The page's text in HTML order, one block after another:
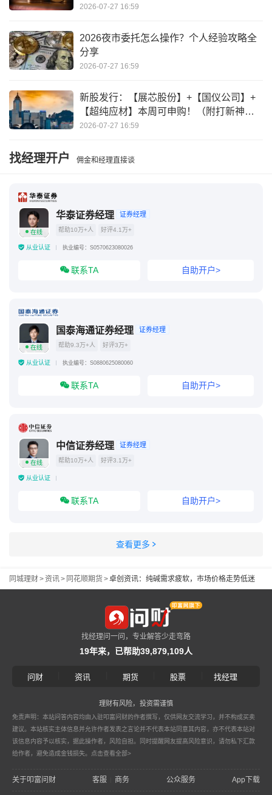
2026-07-27 16:59
2026夜市委托怎么操作？个人经验攻略全
分享
2026-07-27 16:59
新股发行：【展芯股份】+【国仪公司】+
【超纯应材】本周可申购！（附打新神
器）
2026-07-27 16:59
找经理开户 佣金和经理直接谈
在线
华泰证券经理 证券经理
帮助10万+人 好评4.1万+
从业认证 执业编号：S0570623080026
联系TA 自助开户>
在线
国泰海通证券经理 证券经理
帮助9.3万+人 好评3万+
从业认证 执业编号：S0880625080060
联系TA 自助开户>
在线
中信证券经理 证券经理
帮助10万+人 好评3.1万+
从业认证
联系TA 自助开户>
查看更多
同城理财>资讯> 同花顺期货>卓创资讯：纯碱需求疲软，市场价格走势低迷
找经理问一问，专业解答少走弯路
19年来，已帮助39,879,109人
问财 资讯 期货 股票 找经理
理财有风险，投资需谨慎
免责声明：本站问答内容均由入驻叩富问财的作者撰写，仅供网友交流学习，并不构成买卖
建议。本站核实主体信息并允许作者发表之言论并不代表本站同意其内容，亦不代表本站对
该信息内容予以核实，据此操作者，风险自担。同时提醒网友提高风险意识，请勿私下汇款
给作者，避免造成金钱损失。 点击查看全部>
关于叩富问财 客服 商务 公众服务 App下载